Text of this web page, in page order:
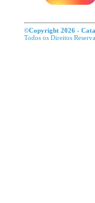
©Copyright 2026 -